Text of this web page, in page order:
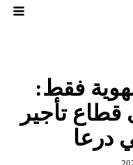
فقط:
تأجير
درعا